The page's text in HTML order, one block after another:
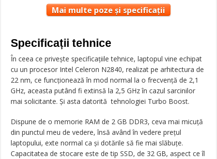
Mai multe poze și specificații
Specificații tehnice
În ceea ce privește specificațiile tehnice, laptopul vine echipat
cu un procesor Intel Celeron N2840, realizat pe arhitectura de
22 nm, ce funcționează în mod normal la o frecvență de 2,1
GHz, aceasta putând fi extinsă la 2,5 GHz în cazul sarcinilor
mai solicitante. Și asta datorită tehnologiei Turbo Boost.
Dispune de o memorie RAM de 2 GB DDR3, ceva mai micuță
din punctul meu de vedere, însă având în vedere prețul
laptopului, exte normal ca și dotările să fie mai slăbuțe.
Capacitatea de stocare este de tip SSD, de 32 GB, aspect ce îl